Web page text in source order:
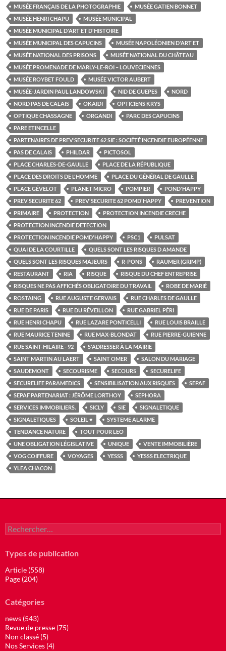
MUSÉE FRANÇAIS DE LA PHOTOGRAPHIE
MUSÉE GATIEN BONNET
MUSÉE HENRI CHAPU
MUSÉE MUNICIPAL
MUSÉE MUNICIPAL D'ART ET D'HISTOIRE
MUSÉE MUNICIPAL DES CAPUCINS
MUSÉE NAPOLÉONIEN D'ART ET
MUSÉE NATIONAL DES PRISONS
MUSÉE NATIONAL DU CHÂTEAU
MUSÉE PROMENADE DE MARLY-LE-ROI – LOUVECIENNES
MUSÉE ROYBET FOULD
MUSÉE VICTOR AUBERT
MUSÉE-JARDIN PAUL LANDOWSKI
NID DE GUEPES
NORD
NORD PAS DE CALAIS
OKAÏDI
OPTICIENS KRYS
OPTIQUE CHASSAGNE
ORGANDI
PARC DES CAPUCINS
PARE ETINCELLE
PARTENAIRES DE PREV’SECURITE 62 SIE : SOCIÉTÉ INCENDIE EUROPÉENNE
PAS DE CALAIS
PHILDAR
PICTOSOL
PLACE CHARLES-DE-GAULLE
PLACE DE LA RÉPUBLIQUE
PLACE DES DROITS DE L'HOMME
PLACE DU GÉNÉRAL DE GAULLE
PLACE GÉVELOT
PLANET MICRO POMPIER
POND'HAPPY
PREV SECURITE 62
PREV'SECURITE 62 POMD'HAPPY
PREVENTION
PRIMAIRE
PROTECTION
PROTECTION INCENDIE CRECHE
PROTECTION INCENDIE DETECTION
PROTECTION INCENDIE POMD'HAPPY
PSC1
PULSAT
QUAI DE LA COURTILLE
QUELS SONT LES RISQUES D AMANDE
QUELS SONT LES RISQUES MAJEURS
R-PONS
RAUMER (GRIMP)
RESTAURANT
RIA RISQUE
RISQUE DU CHEF ENTREPRISE
RISQUES NE PAS AFFICHÉS OBLIGATOIRE DU TRAVAIL
ROBE DE MARIÉ
ROSTAING
RUE AUGUSTE GERVAIS
RUE CHARLES DE GAULLE
RUE DE PARIS
RUE DU RÉVEILLON
RUE GABRIEL PÉRI
RUE HENRI CHAPU
RUE LAZARE PONTICELLI
RUE LOUIS BRAILLE
RUE MAURICE TENINE
RUE MAX-BLONDAT
RUE PIERRE-GUIENNE
RUE SAINT-HILAIRE - 92
S'ADRESSER À LA MAIRIE
SAINT MARTIN AU LAERT
SAINT OMER
SALON DU MARIAGE
SAUDEMONT
SECOURISME SECOURS
SECURELIFE
SECURELIFE PARAMEDICS
SENSIBILISATION AUX RISQUES
SEPAF
SEPAF PARTENARIAT : JÉRÔME LORTHOY
SEPHORA
SERVICES IMMOBILIERS.
SICLY SIE
SIGNALETIQUE
SIGNALETIQUES
SOLEIL ♥
SYSTEME ALARME
TENDANCE NATURE
TOUT POUR LEO
UNE OBLIGATION LÉGISLATIVE
UNIQUE
VENTE IMMOBILIÈRE
VOG COIFFURE
VOYAGES YESSS
YESSS ELECTRIQUE
YLEA CHACON
Rechercher :
Types de publication
Article (558)
Page (204)
Catégories
news (543)
Revue de presse (75)
Non classé (5)
Nos Services (4)